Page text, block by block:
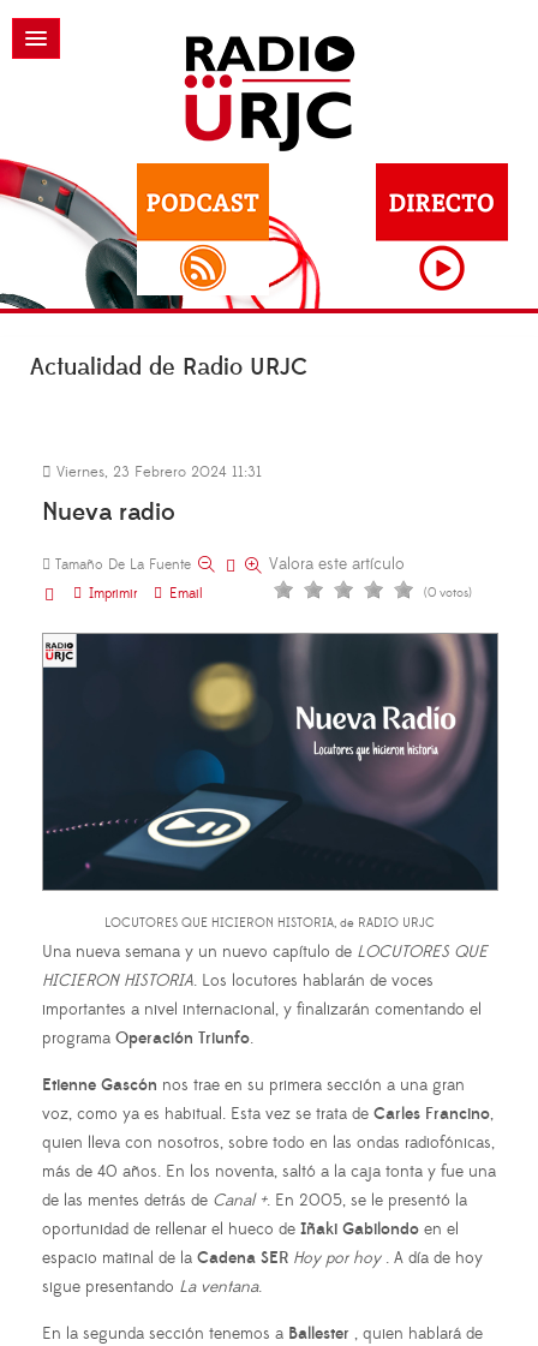
Actualidad de Radio URJC
Viernes, 23 Febrero 2024 11:31
Nueva radio
Tamaño De La Fuente
Imprimir
Email
Valora este artículo
(0 votos)
LOCUTORES QUE HICIERON HISTORIA, de RADIO URJC
Una nueva semana y un nuevo capítulo de LOCUTORES QUE
HICIERON HISTORIA. Los locutores hablarán de voces
importantes a nivel internacional, y finalizarán comentando el
programa Operación Triunfo.
Etienne Gascón nos trae en su primera sección a una gran
voz, como ya es habitual. Esta vez se trata de Carles Francino,
quien lleva con nosotros, sobre todo en las ondas radiofónicas,
más de 40 años. En los noventa, saltó a la caja tonta y fue una
de las mentes detrás de Canal +. En 2005, se le presentó la
oportunidad de rellenar el hueco de Iñaki Gabilondo en el
espacio matinal de la Cadena SER Hoy por hoy. A día de hoy
sigue presentando La ventana.
En la segunda sección tenemos a Ballester , quien hablará de